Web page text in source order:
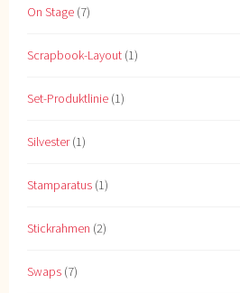
On Stage (7)
Scrapbook-Layout (1)
Set-Produktlinie (1)
Silvester(1)
Stamparatus (1)
Stickrahmen (2)
Swaps (7)